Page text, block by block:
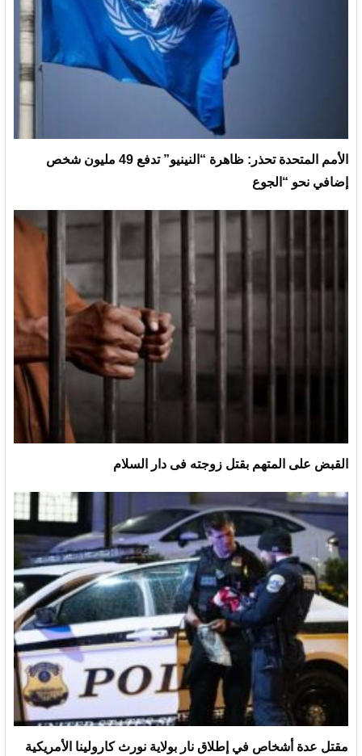
الأمم المتحدة تحذر: ظاهرة “النينيو” تدفع 49 مليون شخص
إضافي نحو “الجوع
القبض على المتهم بقتل زوجته فى دار السلام
مقتل عدة أشخاص في إطلاق نار بولاية نورث كارولينا الأمريكية